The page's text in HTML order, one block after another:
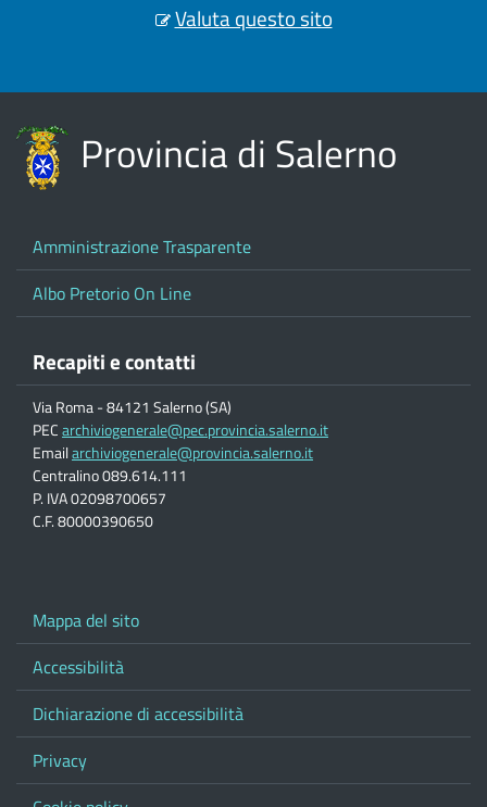
Valuta questo sito
Provincia di Salerno
Amministrazione Trasparente
Albo Pretorio On Line
Recapiti e contatti
Via Roma - 84121 Salerno (SA)
PECarchiviogenerale@pec.provincia.salerno.it
Emailarchiviogenerale@provincia.salerno.it
Centralino 089.614.111
P. IVA 02098700657
C.F. 80000390650
Mappa del sito
Accessibilità
Dichiarazione di accessibilità
Privacy